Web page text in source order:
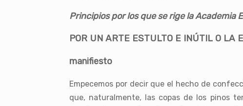
Principios por los que se rige la Academia
POR UN ARTE ESTULTO E INÚTIL O LA
manifiesto
Empecemos por decir que el hecho de
que, naturalmente, las copas de los pinos